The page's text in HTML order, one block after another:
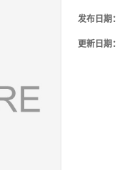
发布日期：
更新日期：